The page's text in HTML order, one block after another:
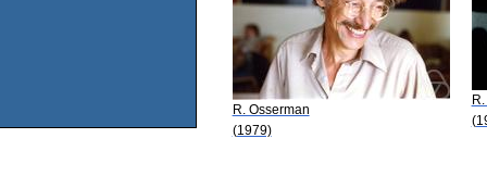
R. Osserman
(1979)